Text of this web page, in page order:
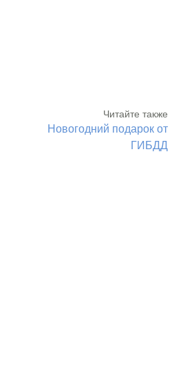
Читайте также
Новогодний подарок от
ГИБДД